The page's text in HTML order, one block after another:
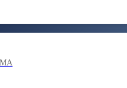
recommended for appointment